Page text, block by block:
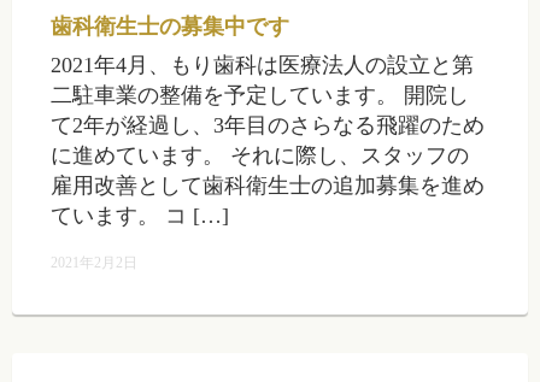
歯科衛生士の募集中です
2021年4月、もり歯科は医療法人の設立と第
二駐車業の整備を予定しています。 開院し
て2年が経過し、3年目のさらなる飛躍のため
に進めています。 それに際し、スタッフの
雇用改善として歯科衛生士の追加募集を進め
ています。 コ […]
2021年2月2日